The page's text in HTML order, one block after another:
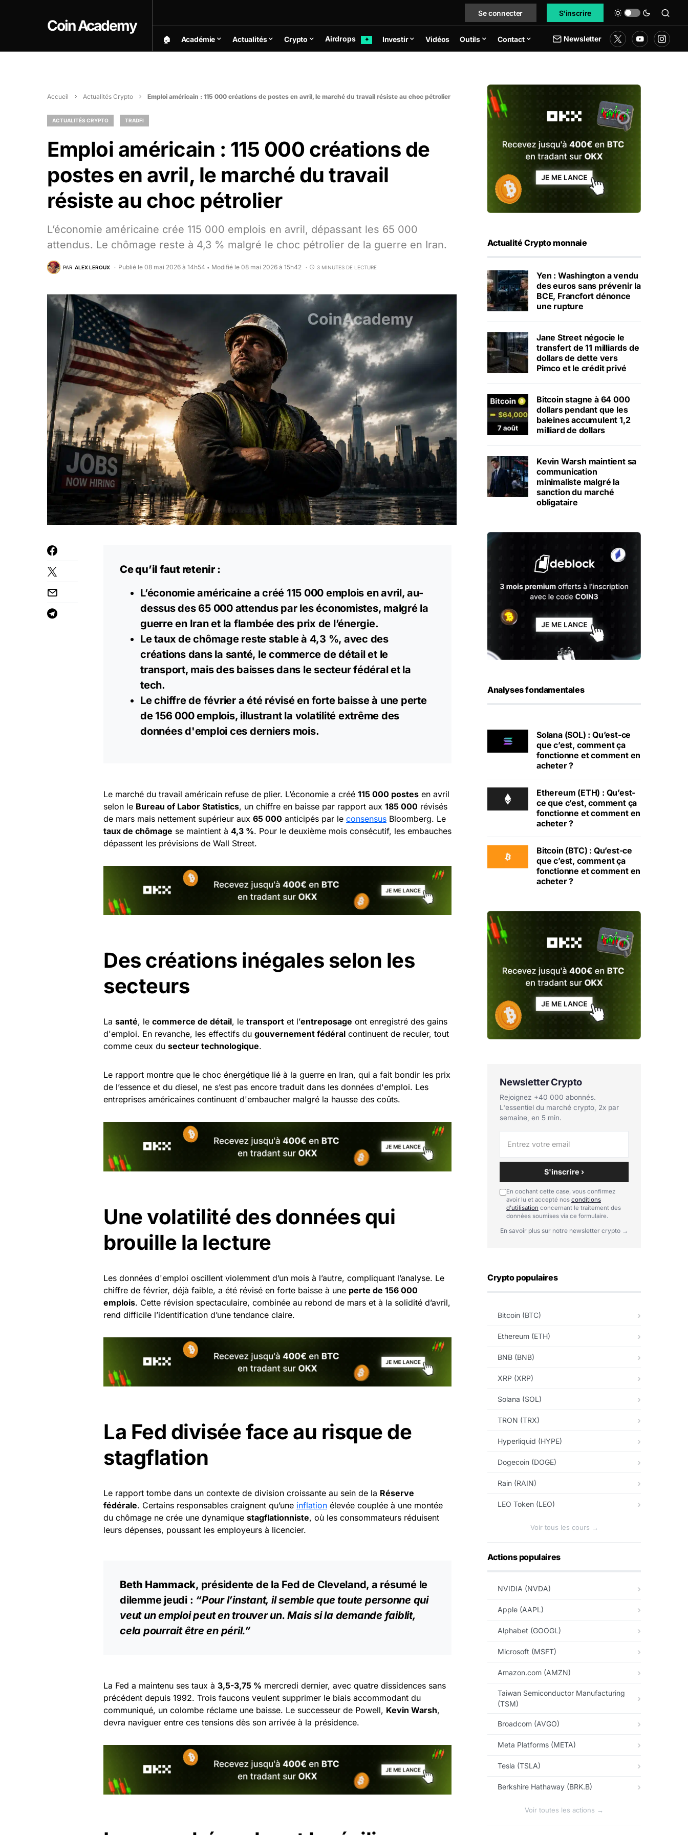
Coin Academy
Se connecter S'inscrire
🏠︎ Académie Actualités Crypto Airdrops ✦ Investir Vidéos Outils Contact Newsletter
Accueil Actualités Crypto Emploi américain : 115 000 créations de postes en avril, le marché du travail résiste au choc pétrolier
ACTUALITÉS CRYPTO TRADFI
Emploi américain : 115 000 créations de
postes en avril, le marché du travail
résiste au choc pétrolier
L’économie américaine crée 115 000 emplois en avril, dépassant les 65 000
attendus. Le chômage reste à 4,3 % malgré le choc pétrolier de la guerre en Iran.
PAR ALEX LEROUX Publié le 08 mai 2026 à 14h54 • Modifié le 08 mai 2026 à 15h42 3 MINUTES DE LECTURE
Ce qu’il faut retenir :
L’économie américaine a créé 115 000 emplois en avril, au-
dessus des 65 000 attendus par les économistes, malgré la
guerre en Iran et la flambée des prix de l’énergie.
Le taux de chômage reste stable à 4,3 %, avec des
créations dans la santé, le commerce de détail et le
transport, mais des baisses dans le secteur fédéral et la
tech.
Le chiffre de février a été révisé en forte baisse à une perte
de 156 000emplois, illustrant la volatilité extrême des
données d'emploi ces derniers mois.
Le marché du travail américain refuse de plier. L’économie a créé 115 000 postes en avril
selon le Bureau of Labor Statistics, un chiffre en baisse par rapport aux 185 000 révisés
de mars mais nettement supérieur aux 65 000 anticipés par le consensus Bloomberg. Le
taux de chômage se maintient à 4,3 %. Pour le deuxième mois consécutif, les embauches
dépassent les prévisions de Wall Street.
Des créations inégales selon les
secteurs
La santé, le commerce de détail, le transport et l’entreposage ont enregistré des gains
d'emploi. En revanche, les effectifs du gouvernement fédéral continuent de reculer, tout
comme ceux du secteur technologique.
Le rapport montre que le choc énergétique lié à la guerre en Iran, qui a fait bondir les prix
de l’essence et du diesel, ne s’est pas encore traduit dans les données d'emploi. Les
entreprises américaines continuent d'embaucher malgré la hausse des coûts.
Une volatilité des données qui
brouille la lecture
Les données d'emploi oscillent violemment d’un mois à l’autre, compliquant l’analyse. Le
chiffre de février, déjà faible, a été révisé en forte baisse à une perte de 156 000
emplois. Cette révision spectaculaire, combinée au rebond de mars et à la solidité d’avril,
rend difficile l’identification d’une tendance claire.
La Fed divisée face au risque de
stagflation
Le rapport tombe dans un contexte de division croissante au sein de la Réserve
fédérale. Certains responsables craignent qu’une inflation élevée couplée à une montée
du chômage ne crée une dynamique stagflationniste, où les consommateurs réduisent
leurs dépenses, poussant les employeurs à licencier.
Beth Hammack, présidente de la Fed de Cleveland, a résumé le
dilemme jeudi : “Pour l’instant, il semble que toute personne qui
veut unemploipeut en trouver un. Mais si la demande faiblit,
cela pourrait être en péril.”
La Fed a maintenu ses taux à 3,5-3,75 % mercredi dernier, avec quatre dissidences sans
précédent depuis 1992. Trois faucons veulent supprimer le biais accommodant du
communiqué, un colombe réclame une baisse. Le successeur de Powell, Kevin Warsh,
devra naviguer entre ces tensions dès son arrivée à la présidence.
Actualité Crypto monnaie
Yen : Washington a vendu
des euros sans prévenir la
BCE, Francfort dénonce
une rupture
Jane Street négocie le
transfert de 11 milliards de
dollars de dette vers
Pimco et le crédit privé
Bitcoin stagne à 64 000
dollars pendant que les
baleines accumulent 1,2
milliard de dollars
Kevin Warsh maintient sa
communication
minimaliste malgré la
sanction du marché
obligataire
Analyses fondamentales
Solana (SOL) : Qu’est-ce
que c’est, comment ça
fonctionne et comment en
acheter ?
Ethereum (ETH) : Qu’est-
ce que c’est, comment ça
fonctionne et comment en
acheter ?
Bitcoin (BTC) : Qu’est-ce
que c’est, comment ça
fonctionne et comment en
acheter ?
Newsletter Crypto
Rejoignez +40 000 abonnés.
L'essentiel du marché crypto, 2x par
semaine, en 5 min.
S'inscrire ›
En cochant cette case, vous confirmez
avoir lu et accepté nos conditions
d'utilisation concernant le traitement des
données soumises via ce formulaire.
En savoir plus sur notre newsletter crypto →
Crypto populaires
Bitcoin (BTC)
Ethereum (ETH)
BNB (BNB)
XRP (XRP)
Solana (SOL)
TRON (TRX)
Hyperliquid (HYPE)
Dogecoin (DOGE)
Rain (RAIN)
LEO Token (LEO)
Voir tous les cours →
Actions populaires
NVIDIA (NVDA)
Apple (AAPL)
Alphabet (GOOGL)
Microsoft (MSFT)
Amazon.com (AMZN)
Taiwan Semiconductor Manufacturing
(TSM)
Broadcom (AVGO)
Meta Platforms (META)
Tesla (TSLA)
Berkshire Hathaway (BRK.B)
Voir toutes les actions →